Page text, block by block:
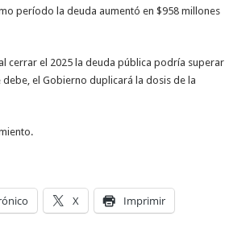
período la deuda aumentó en $958 millones
cerrar el 2025 la deuda pública podría superar
el Gobierno duplicará la dosis de la
X Imprimir